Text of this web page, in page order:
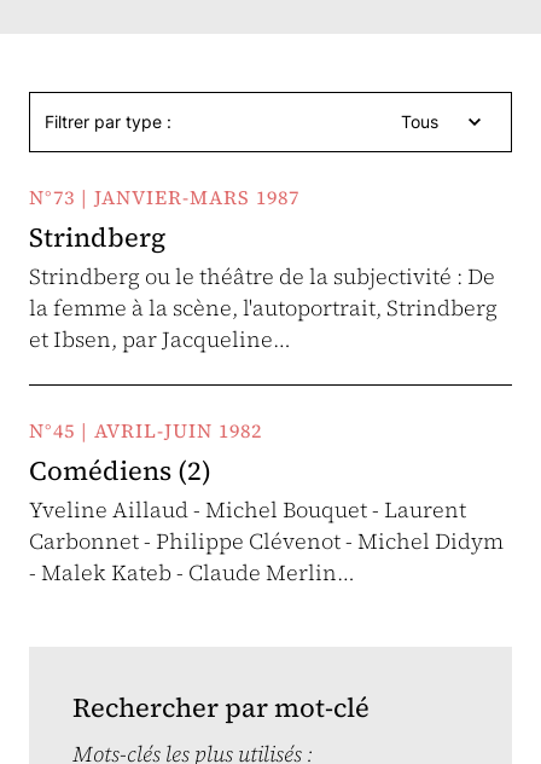
Filtrer par type : Tous
N°73 | JANVIER-MARS 1987
Strindberg
Strindberg ou le théâtre de la subjectivité : De
la femme à la scène, l'autoportrait, Strindberg
et Ibsen, par Jacqueline…
N°45 | AVRIL-JUIN 1982
Comédiens (2)
Yveline Aillaud - Michel Bouquet - Laurent
Carbonnet - Philippe Clévenot - Michel Didym
- Malek Kateb - Claude Merlin…
Rechercher par mot-clé
Mots-clés les plus utilisés :